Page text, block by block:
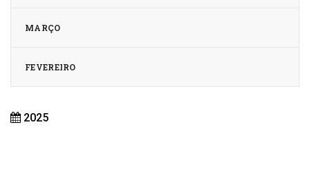
MARÇO
FEVEREIRO
2025